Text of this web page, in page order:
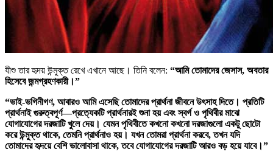
যীশু তার হৃদয় উন্মুক্ত রেখে এখানে আছে। তিনি বলেন: “আমি তোমাদের জেসাস, অবতার
হিসেবে জন্মগ্রহণকারী।”
“ভাই-ভগিনীগণ, আবারও আমি এসেছি তোমাদের প্রার্থনা জীবনে উৎসাহ দিতে। প্রতিটি
প্রার্থনাই গুরুত্বপূর্ণ—প্রত্যেকটি প্রার্থনারই শুনা হয় এবং স্বর্গ ও পৃথিবীর মাঝে
যোগাযোগের দরজাটি খুলে দেয়। যেমন পৃথিবীতে কখনো কখনো দরজাগুলো একটু ছোটো
করে উন্মুক্ত থাকে, তেমনি প্রার্থনাও হয়। যখন তোমরা প্রার্থনা করবে, তখন যদি
তোমাদের হৃদয়ে বেশি ভালোবাসা থাকে, তবে যোগাযোগের দরজাটি আরও বড় হয়ে যাবে।”